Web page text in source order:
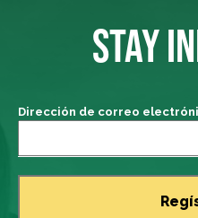
STAY
Dirección de correo